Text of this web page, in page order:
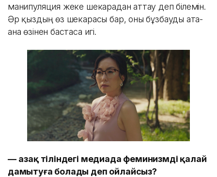
манипуляция жеке шекарадан аттау деп білемін.
Әр қыздың өз шекарасы бар, оны бұзбауды ата-
ана өзінен бастаса игі.
— Қазақ тіліндегі медиада феминизмді қалай
дамытуға болады деп ойлайсыз?